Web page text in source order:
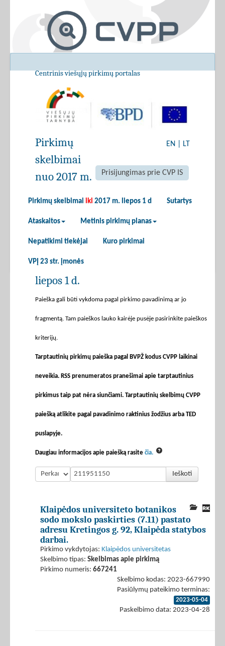
Centrinis viešųjų pirkimų portalas
EN LT
Prisijungimas prie CVP IS
Pirkimų skelbimai iki 2017 m. liepos 1 d Sutartys
Ataskaitos Metinis pirkimų planas
Nepatikimi tiekėjai Kuro pirkimai
VPĮ 23 str. įmonės
Pirkimų
skelbimai
nuo 2017 m.
liepos 1 d.
Paieška gali būti vykdoma pagal pirkimo pavadinimą ar jo
fragmentą. Tam paieškos lauko kairėje pusėje pasirinkite paieškos
kriterijų.
Tarptautinių pirkimų paieška pagal BVPŽ kodus CVPP laikinai
neveikia. RSS prenumeratos pranešimai apie tarptautinius
pirkimus taip pat nėra siunčiami. Tarptautinių skelbimų CVPP
paiešką atlikite pagal pavadinimo raktinius žodžius arba TED
puslapyje.
Daugiau informacijos apie paiešką rasite čia.
Ieškoti
Klaipėdos universiteto botanikos
sodo mokslo paskirties (7.11) pastato
adresu Kretingos g. 92, Klaipėda statybos
darbai.
Pirkimo vykdytojas: Klaipėdos universitetas
Skelbimo tipas: Skelbimas apie pirkimą
Pirkimo numeris: 667241
Skelbimo kodas: 2023-667990
Pasiūlymų pateikimo terminas:
2023-05-04
Paskelbimo data: 2023-04-28